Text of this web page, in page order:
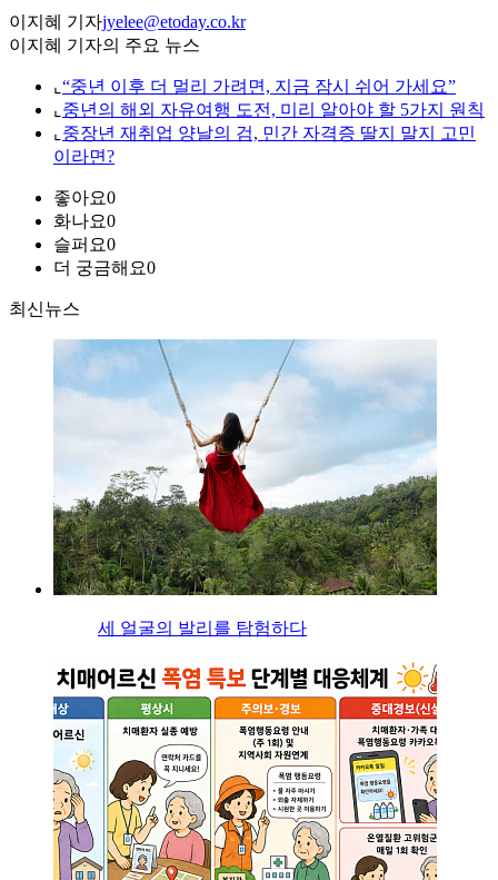
이지혜 기자jyelee@etoday.co.kr
이지혜 기자의 주요 뉴스
⌞ “중년 이후 더 멀리 가려면, 지금 잠시 쉬어 가세요”
⌞ 중년의 해외 자유여행 도전, 미리 알아야 할 5가지 원칙
⌞ 중장년 재취업 양날의 검, 민간 자격증 딸지 말지 고민
이라면?
좋아요0
화나요0
슬퍼요0
더 궁금해요0
최신뉴스
세 얼굴의 발리를 탐험하다